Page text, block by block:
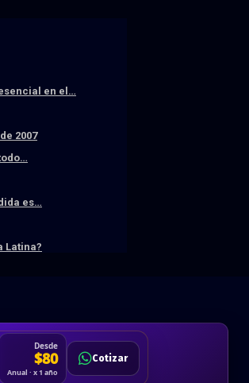
en el…
2007
es…
Latina?
Desde
$80
Anual · x 1 año
Cotizar
Cotizar
Hablemos
Solicitar